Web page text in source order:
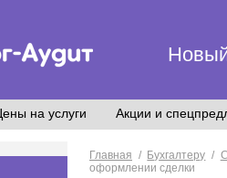
на услуги Акции и
Главная / Бухгалтеру /
оформлении сделки